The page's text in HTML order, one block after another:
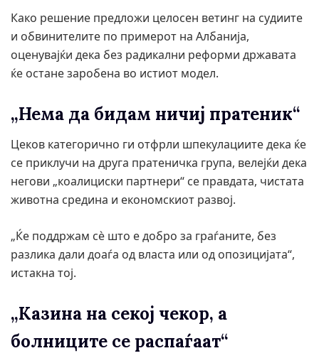
Како решение предложи целосен ветинг на судиите
и обвинителите по примерот на Албанија,
оценувајќи дека без радикални реформи државата
ќе остане заробена во истиот модел.
„Нема да бидам ничиј пратеник“
Цеков категорично ги отфрли шпекулациите дека ќе
се приклучи на друга пратеничка група, велејќи дека
негови „коалициски партнери“ се правдата, чистата
животна средина и економскиот развој.
„Ќе поддржам сè што е добро за граѓаните, без
разлика дали доаѓа од власта или од опозицијата“,
истакна тој.
„Казина на секој чекор, а
болниците се распаѓаат“